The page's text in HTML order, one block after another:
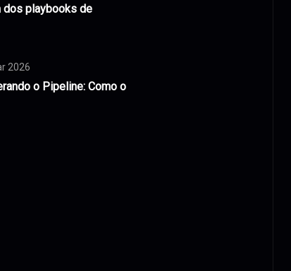
dos playbooks de
2026
o Pipeline: Como o